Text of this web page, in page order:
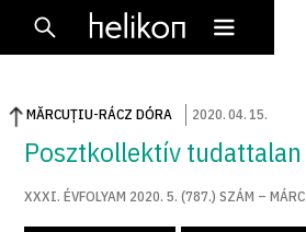
MĂRCUȚIU-RÁCZ DÓRA 2020.04. 15.
Posztkollektív tudattalan
XXXI. ÉVFOLYAM 2020. 5. (787.) SZÁM –